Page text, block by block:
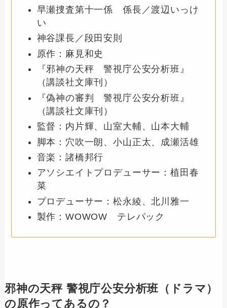
早瀬捜査第十一係 係長／渡辺いっけ
い
神谷課長／段田安則
原作：麻見和史
『邪神の天秤 警視庁公安分析班』
（講談社文庫刊）
『偽神の審判 警視庁公安分析班』
（講談社文庫刊）
監督：内片輝、山室大輔、山本大輔
脚本：穴吹一朗、小山正太、成瀬活雄
音楽：諸橋邦行
アソシエイトプロデューサー：植田春
菜
プロデューサー：松永綾、北川雅一
製作：WOWOW テレパック
邪神の天秤 警視庁公安分析班 （ドラマ）
の原作ってあるの？